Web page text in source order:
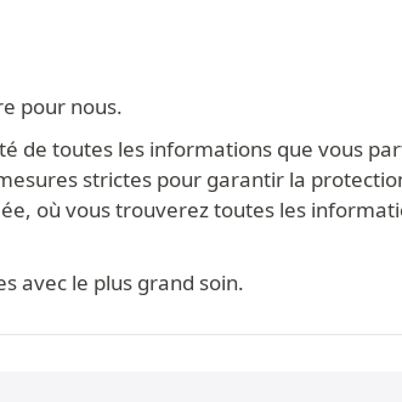
pour nous.
de toutes les informations que vous
strictes pour garantir la
où vous trouverez toutes les
avec le plus grand soin.